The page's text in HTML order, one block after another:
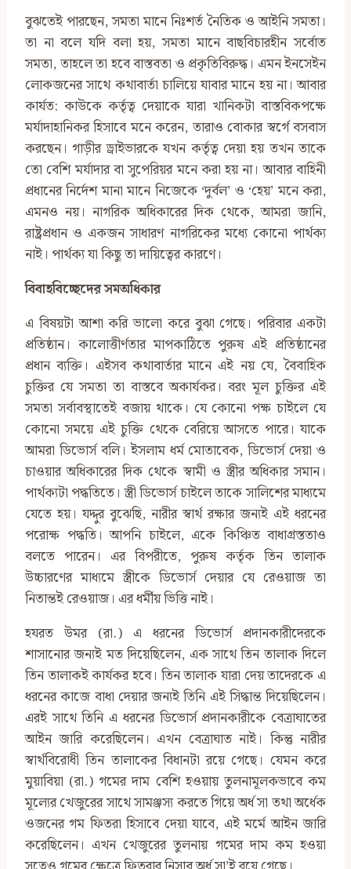
বুঝতেই পারছেন, সমতা মানে নিঃশর্ত নৈতিক ও আইনি সমতা।
তা না বলে যদি বলা হয়, সমতা মানে বাছবিচারহীন সর্বোত
সমতা, তাহলে তা হবে বাস্তবতা ও প্রকৃতিবিরুদ্ধ। এমন ইনসেইন
লোকজনের সাথে কথাবার্তা চালিয়ে যাবার মানে হয় না। আবার
কার্যত: কাউকে কর্তৃত্ব দেয়াকে যারা খানিকটা বাস্তবিকপক্ষে
মর্যাদাহানিকর হিসাবে মনে করেন, তারাও বোকার স্বর্গে বসবাস
করছেন। গাড়ীর ড্রাইভারকে যখন কর্তৃত্ব দেয়া হয় তখন তাকে
তো বেশি মর্যাদার বা সুপেরিয়র মনে করা হয় না। আবার বাহিনী
প্রধানের নির্দেশ মানা মানে নিজেকে ‘দুর্বল’ ও ‘হেয়’ মনে করা,
এমনও নয়। নাগরিক অধিকারের দিক থেকে, আমরা জানি,
রাষ্ট্রপ্রধান ও একজন সাধারণ নাগরিকের মধ্যে কোনো পার্থক্য
নাই। পার্থক্য যা কিছু তা দায়িত্বের কারণে।
বিবাহবিচ্ছেদের সমঅধিকার
এ বিষয়টা আশা করি ভালো করে বুঝা গেছে। পরিবার একটা
প্রতিষ্ঠান। কালোত্তীর্ণতার মাপকাঠিতে পুরুষ এই প্রতিষ্ঠানের
প্রধান ব্যক্তি। এইসব কথাবার্তার মানে এই নয় যে, বৈবাহিক
চুক্তির যে সমতা তা বাস্তবে অকার্যকর। বরং মূল চুক্তির এই
সমতা সর্বাবস্থাতেই বজায় থাকে। যে কোনো পক্ষ চাইলে যে
কোনো সময়ে এই চুক্তি থেকে বেরিয়ে আসতে পারে। যাকে
আমরা ডিভোর্স বলি। ইসলাম ধর্ম মোতাবেক, ডিভোর্স দেয়া ও
চাওয়ার অধিকারের দিক থেকে স্বামী ও স্ত্রীর অধিকার সমান।
পার্থক্যটা পদ্ধতিতে। স্ত্রী ডিভোর্স চাইলে তাকে সালিশের মাধ্যমে
যেতে হয়। যদ্দুর বুঝেছি, নারীর স্বার্থ রক্ষার জন্যই এই ধরনের
পরোক্ষ পদ্ধতি। আপনি চাইলে, একে কিঞ্চিত বাধাগ্রস্ততাও
বলতে পারেন। এর বিপরীতে, পুরুষ কর্তৃক তিন তালাক
উচ্চারণের মাধ্যমে স্ত্রীকে ডিভোর্স দেয়ার যে রেওয়াজ তা
নিতান্তই রেওয়াজ। এর ধর্মীয় ভিত্তি নাই।
হযরত উমর (রা.) এ ধরনের ডিভোর্স প্রদানকারীদেরকে
শাসানোর জন্যই মত দিয়েছিলেন, এক সাথে তিন তালাক দিলে
তিন তালাকই কার্যকর হবে। তিন তালাক যারা দেয় তাদেরকে এ
ধরনের কাজে বাধা দেয়ার জন্যই তিনি এই সিদ্ধান্ত দিয়েছিলেন।
এরই সাথে তিনি এ ধরনের ডিভোর্স প্রদানকারীকে বেত্রাঘাতের
আইন জারি করেছিলেন। এখন বেত্রাঘাত নাই। কিন্তু নারীর
স্বার্থবিরোধী তিন তালাকের বিধানটা রয়ে গেছে। যেমন করে
মুয়াবিয়া (রা.) গমের দাম বেশি হওয়ায় তুলনামূলকভাবে কম
মূল্যের খেজুরের সাথে সামঞ্জস্য করতে গিয়ে অর্ধ সা তথা অর্ধেক
ওজনের গম ফিতরা হিসাবে দেয়া যাবে, এই মর্মে আইন জারি
করেছিলেন। এখন খেজুরের তুলনায় গমের দাম কম হওয়া